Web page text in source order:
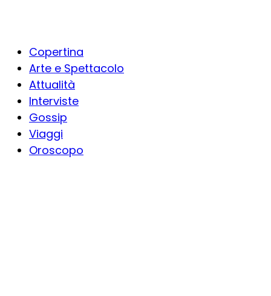
Copertina
Arte e Spettacolo
Attualità
Interviste
Gossip
Viaggi
Oroscopo